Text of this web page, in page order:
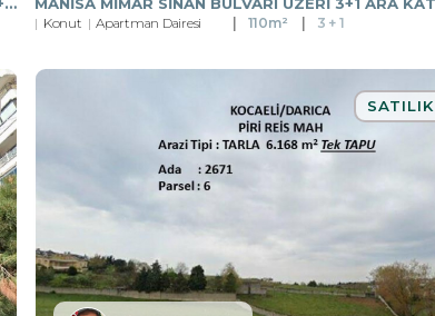
Konut Apartman Dairesi 110m² 3 + 1
SATILIK